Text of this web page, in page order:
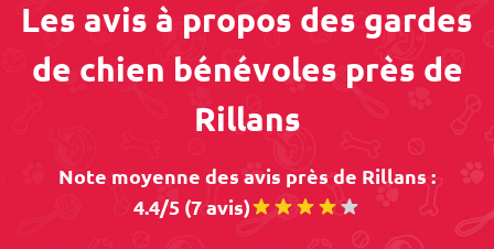
Les avis à propos des gardes
de chien bénévoles près de
Rillans
Note moyenne des avis près de Rillans :
4.4/5 (7 avis)